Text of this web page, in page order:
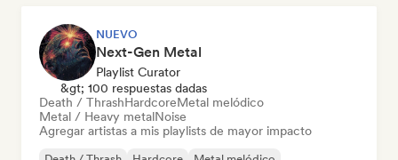
NUEVO
Next-Gen Metal
Playlist Curator
&gt; 100 respuestas dadas
Death / ThrashHardcoreMetal melódico
Metal / Heavy metalNoise
Agregar artistas a mis playlists de mayor impacto